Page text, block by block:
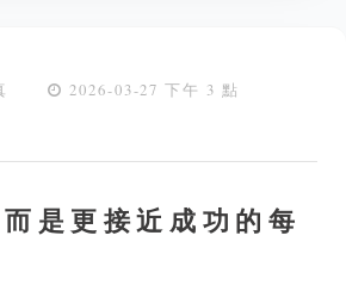
2026-03-27 下午 3 點
是更接近成功的每